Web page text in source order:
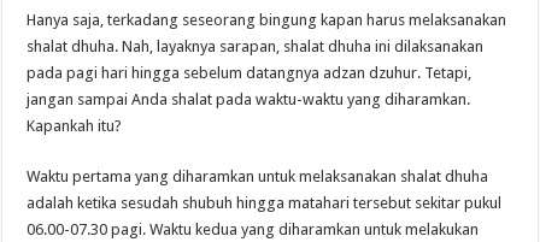
Hanya saja, terkadang seseorang bingung kapan harus melaksanakan
shalat dhuha. Nah, layaknya sarapan, shalat dhuha ini dilaksanakan
pada pagi hari hingga sebelum datangnya adzan dzuhur. Tetapi,
jangan sampai Anda shalat pada waktu-waktu yang diharamkan.
Kapankah itu?
Waktu pertama yang diharamkan untuk melaksanakan shalat dhuha
adalah ketika sesudah shubuh hingga matahari tersebut sekitar pukul
06.00-07.30 pagi. Waktu kedua yang diharamkan untuk melakukan